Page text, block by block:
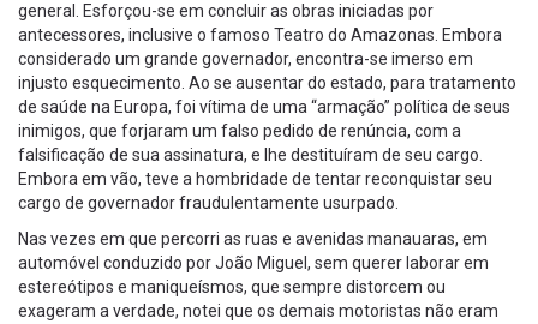
general. Esforçou-se em concluir as obras iniciadas por
antecessores, inclusive o famoso Teatro do Amazonas. Embora
considerado um grande governador, encontra-se imerso em
injusto esquecimento. Ao se ausentar do estado, para tratamento
de saúde na Europa, foi vítima de uma “armação” política de seus
inimigos, que forjaram um falso pedido de renúncia, com a
falsificação de sua assinatura, e lhe destituíram de seu cargo.
Embora em vão, teve a hombridade de tentar reconquistar seu
cargo de governador fraudulentamente usurpado.
Nas vezes em que percorri as ruas e avenidas manauaras, em
automóvel conduzido por João Miguel, sem querer laborar em
estereótipos e maniqueísmos, que sempre distorcem ou
exageram a verdade, notei que os demais motoristas não eram